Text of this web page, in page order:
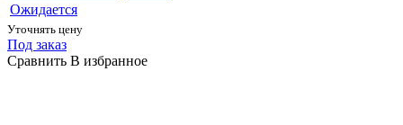
Ожидается
Уточнять цену
Под заказ
Сравнить В избранное